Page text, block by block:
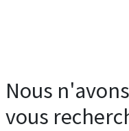
Erreur 404
Nous
vous